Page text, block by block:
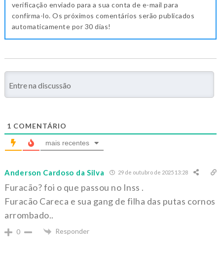
verificação enviado para a sua conta de e-mail para
confirma-lo. Os próximos comentários serão publicados
automaticamente por 30 dias!
1 COMENTÁRIO
mais recentes
Anderson Cardoso da Silva 29 de outubro de 2025 13:28
Furacão? foi o que passou no Inss .
Furacão Careca e sua gang de filha das putas cornos
arrombado..
0 Responder